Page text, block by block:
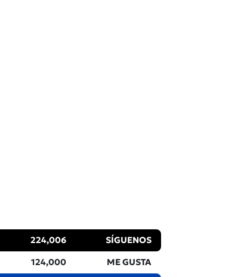
224,006 SÍGUENOS
124,000 ME GUSTA